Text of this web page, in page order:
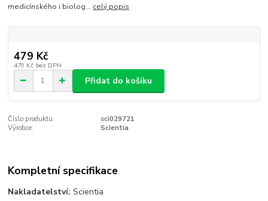
medicínského i biolog... celý popis
479 Kč
479 Kč bez DPH
Přidat do košíku
Číslo produktu:
sci029721
Výrobce:
Scientia
Kompletní specifikace
Nakladatelství:Scientia